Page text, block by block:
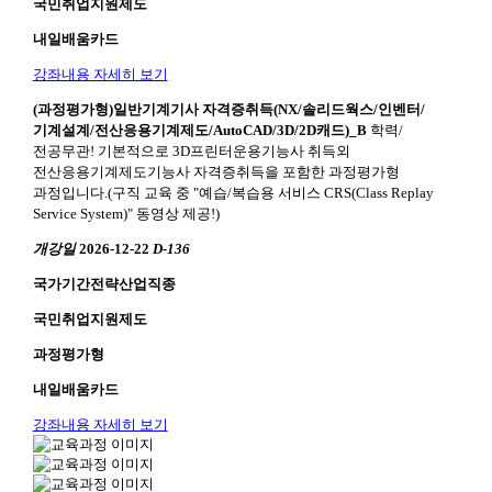
국민취업지원제도
내일배움카드
강좌내용 자세히 보기
(과정평가형)일반기계기사 자격증취득(NX/솔리드웍스/인벤터/
기계설계/전산응용기계제도/AutoCAD/3D/2D캐드)_B 학력/
전공무관! 기본적으로 3D프린터운용기능사 취득외
전산응용기계제도기능사 자격증취득을 포함한 과정평가형
과정입니다.(구직 교육 중 "예습/복습용 서비스 CRS(Class Replay
Service System)" 동영상 제공!)
개강일 2026-12-22 D-136
국가기간전략산업직종
국민취업지원제도
과정평가형
내일배움카드
강좌내용 자세히 보기